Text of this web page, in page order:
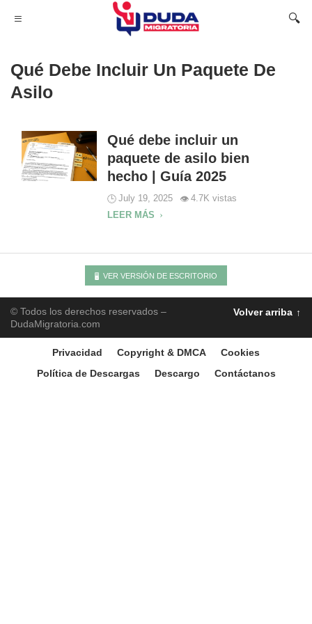
Qué Debe Incluir Un Paquete De
Asilo
Qué debe incluir un
paquete de asilo bien
hecho | Guía 2025
July 19, 2025
4.7K vistas
LEER MÁS
VER VERSIÓN DE ESCRITORIO
© Todos los derechos reservados –
DudaMigratoria.com
Volver arriba
Privacidad Copyright & DMCA
Cookies
Política de Descargas
Descargo Contáctanos